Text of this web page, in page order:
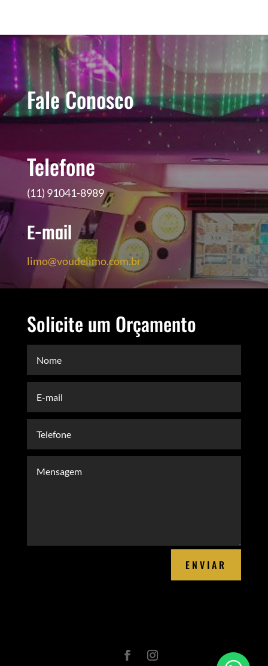
Fale Conosco
Telefone
(11) 91041-8989
E-mail
limo@voudelimo.com.br
Solicite um Orçamento
ENVIAR